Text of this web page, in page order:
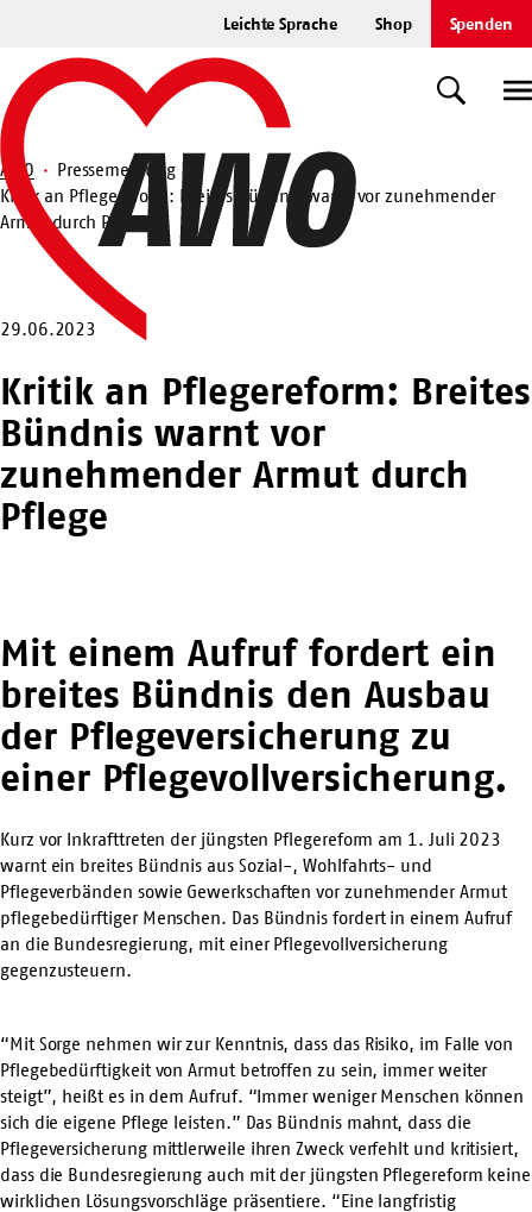
springen
Leichte Sprache Shop Spenden
Startseite
Suche
Suche
AWO
Pressemeldung
Kritik an Pflegereform: Breites Bündnis warnt vor zunehmender
Armut durch Pflege
29.06.2023
Kritik an Pflegereform: Breites
Bündnis warnt vor
zunehmender Armut durch
Pflege
Mit einem Aufruf fordert ein
breites Bündnis den Ausbau
der Pflegeversicherung zu
einer Pflegevollversicherung.
Kurz vor Inkrafttreten der jüngsten Pflegereform am 1. Juli 2023
warnt ein breites Bündnis aus Sozial-, Wohlfahrts- und
Pflegeverbänden sowie Gewerkschaften vor zunehmender Armut
pflegebedürftiger Menschen. Das Bündnis fordert in einem Aufruf
an die Bundesregierung, mit einer Pflegevollversicherung
gegenzusteuern.
“Mit Sorge nehmen wir zur Kenntnis, dass das Risiko, im Falle von
Pflegebedürftigkeit von Armut betroffen zu sein, immer weiter
steigt”, heißt es in dem Aufruf. “Immer weniger Menschen können
sich die eigene Pflege leisten.” Das Bündnis mahnt, dass die
Pflegeversicherung mittlerweile ihren Zweck verfehlt und kritisiert,
dass die Bundesregierung auch mit der jüngsten Pflegereform keine
wirklichen Lösungsvorschläge präsentiere. “Eine langfristig